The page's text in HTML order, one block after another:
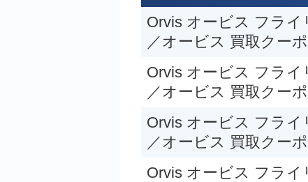
お買取目安 12,000
2024年9月更新 釣具買取
Orvis オービス フライ
／オービス 買取クー
Orvis オービス フライ
／オービス 買取クー
Orvis オービス フライ
／オービス 買取クー
Orvis オービス フライ